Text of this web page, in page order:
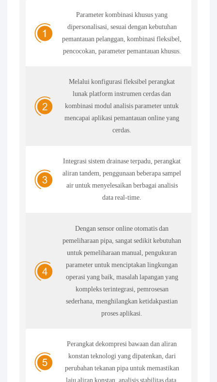
Parameter kombinasi khusus yang
dipersonalisasi, sesuai dengan kebutuhan
pemantauan pelanggan, kombinasi fleksibel,
pencocokan, parameter pemantauan khusus.
Melalui konfigurasi fleksibel perangkat
lunak platform instrumen cerdas dan
kombinasi modul analisis parameter untuk
mencapai aplikasi pemantauan online yang
cerdas.
Integrasi sistem drainase terpadu, perangkat
aliran tandem, penggunaan beberapa sampel
air untuk menyelesaikan berbagai analisis
data real-time.
Dengan sensor online otomatis dan
pemeliharaan pipa, sangat sedikit kebutuhan
untuk pemeliharaan manual, pengukuran
parameter untuk menciptakan lingkungan
operasi yang baik, masalah lapangan yang
kompleks terintegrasi, pemrosesan
sederhana, menghilangkan ketidakpastian
proses aplikasi.
Perangkat dekompresi bawaan dan aliran
konstan teknologi yang dipatenkan, dari
perubahan tekanan pipa untuk memastikan
laju aliran konstan, analisis stabilitas data.